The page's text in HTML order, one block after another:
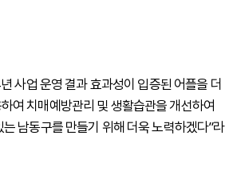
사업 운영 결과 효과성이 입증된 어플을 더
여 치매예방관리 및 생활습관을 개선하여
남동구를 만들기 위해 더욱 노력하겠다”라